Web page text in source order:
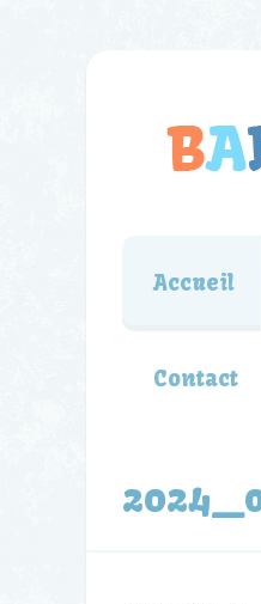
Accueil
Contact